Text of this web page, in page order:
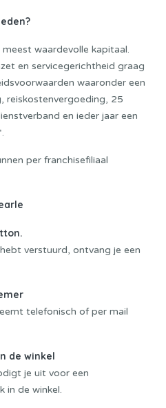
waardevolle kapitaal.
en servicegerichtheid graag
waaronder een
reiskostenvergoeding, 25
en ieder jaar een
per franchisefiliaal
verstuurd, ontvang je een
telefonisch of per mail
de winkel
je uit voor een
in de winkel.